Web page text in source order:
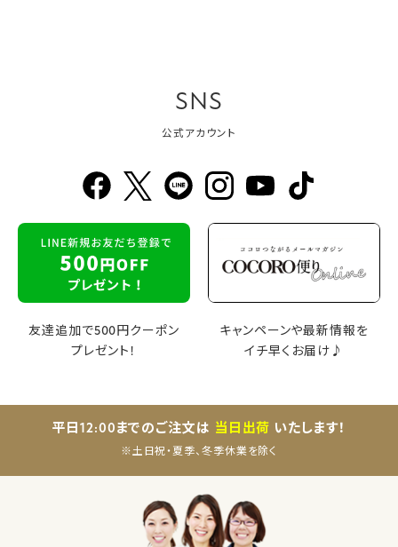
SNS
公式アカウント
友達追加で500円クーポン
プレゼント！
キャンペーンや最新情報を
イチ早くお届け♪
平日12:00までのご注文は 当日出荷 いたします！
※土日祝・夏季、冬季休業を除く